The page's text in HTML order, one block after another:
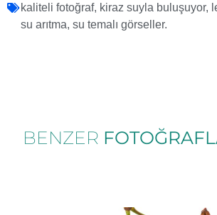
kaliteli fotoğraf, kiraz suyla buluşuyor,
su arıtma, su temalı görseller.
BENZER